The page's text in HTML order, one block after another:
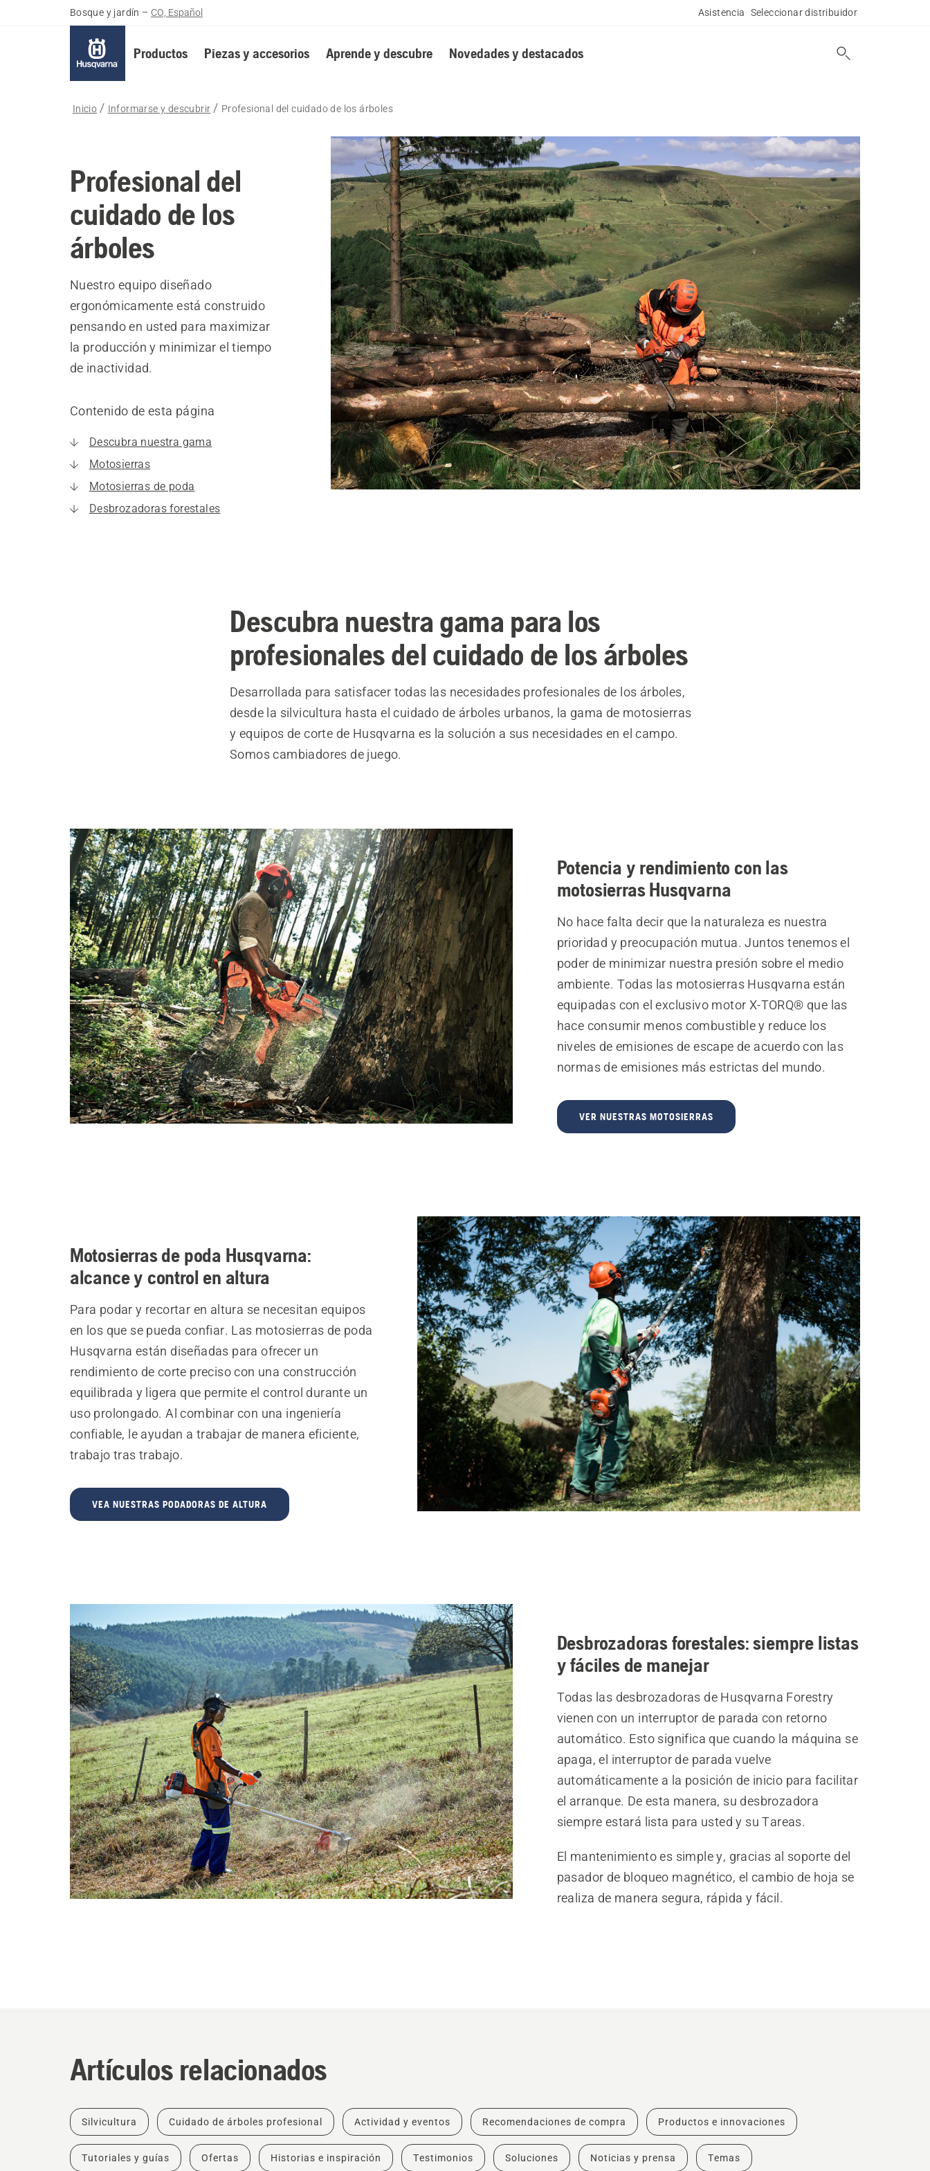
Bosque y jardín – CO, Español Asistencia Seleccionar distribuidor
Productos Piezas y accesorios Aprende y descubre Novedades y destacados
Inicio Informarse y descubrir Profesional del cuidado de los árboles
Profesional del
cuidado de los
árboles
Nuestro equipo diseñado
ergonómicamente está construido
pensando en usted para maximizar
la producción y minimizar el tiempo
de inactividad.
Contenido de esta página
Descubra nuestra gama
Motosierras
Motosierras de poda
Desbrozadoras forestales
Descubra nuestra gama para los
profesionales del cuidado de los árboles
Desarrollada para satisfacer todas las necesidades profesionales de los árboles,
desde la silvicultura hasta el cuidado de árboles urbanos, la gama de motosierras
y equipos de corte de Husqvarna es la solución a sus necesidades en el campo.
Somos cambiadores de juego.
Potencia y rendimiento con las
motosierras Husqvarna
No hace falta decir que la naturaleza es nuestra
prioridad y preocupación mutua. Juntos tenemos el
poder de minimizar nuestra presión sobre el medio
ambiente. Todas las motosierras Husqvarna están
equipadas con el exclusivo motor X-TORQ® que las
hace consumir menos combustible y reduce los
niveles de emisiones de escape de acuerdo con las
normas de emisiones más estrictas del mundo.
VER NUESTRAS MOTOSIERRAS
Motosierras de poda Husqvarna:
alcance y control en altura
Para podar y recortar en altura se necesitan equipos
en los que se pueda confiar. Las motosierras de poda
Husqvarna están diseñadas para ofrecer un
rendimiento de corte preciso con una construcción
equilibrada y ligera que permite el control durante un
uso prolongado. Al combinar con una ingeniería
confiable, le ayudan a trabajar de manera eficiente,
trabajo tras trabajo.
VEA NUESTRAS PODADORAS DE ALTURA
Desbrozadoras forestales: siempre listas
y fáciles de manejar
Todas las desbrozadoras de Husqvarna Forestry
vienen con un interruptor de parada con retorno
automático. Esto significa que cuando la máquina se
apaga, el interruptor de parada vuelve
automáticamente a la posición de inicio para facilitar
el arranque. De esta manera, su desbrozadora
siempre estará lista para usted y su Tareas.
El mantenimiento es simple y, gracias al soporte del
pasador de bloqueo magnético, el cambio de hoja se
realiza de manera segura, rápida y fácil.
Artículos relacionados
Silvicultura Cuidado de árboles profesional Actividad y eventos Recomendaciones de compra Productos e innovaciones
Tutoriales y guías Ofertas Historias e inspiración Testimonios Soluciones Noticias y prensa Temas